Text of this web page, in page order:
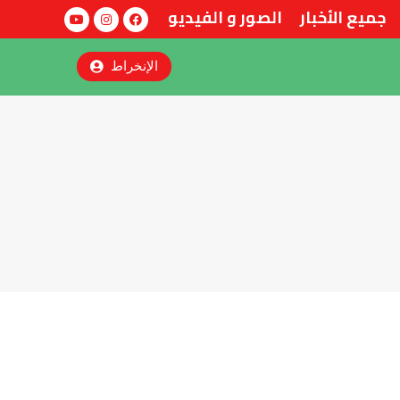
جميع الأخبار الصور و الفيديو
الإنخراط